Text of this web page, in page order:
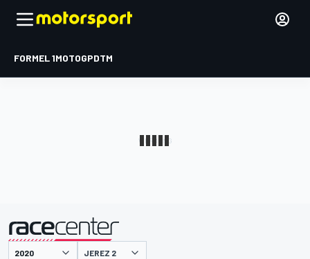
FORMEL 1MOTOGPDTM
JEREZ 2